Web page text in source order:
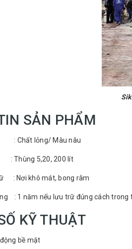
SẢN PHẨM
lỏng/ Màu nâu
5,20, 200 lít
: Nơi khô mát, bong râm
: 1 năm nếu lưu trữ đúng cách trong
KỸ THUẬT
bề mặt